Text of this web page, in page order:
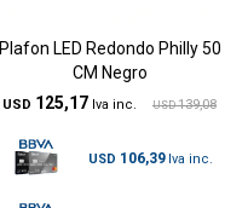
Plafon LED Redondo Philly 50
CM Negro
USD 125,17 USD 139,08
USD 106,39